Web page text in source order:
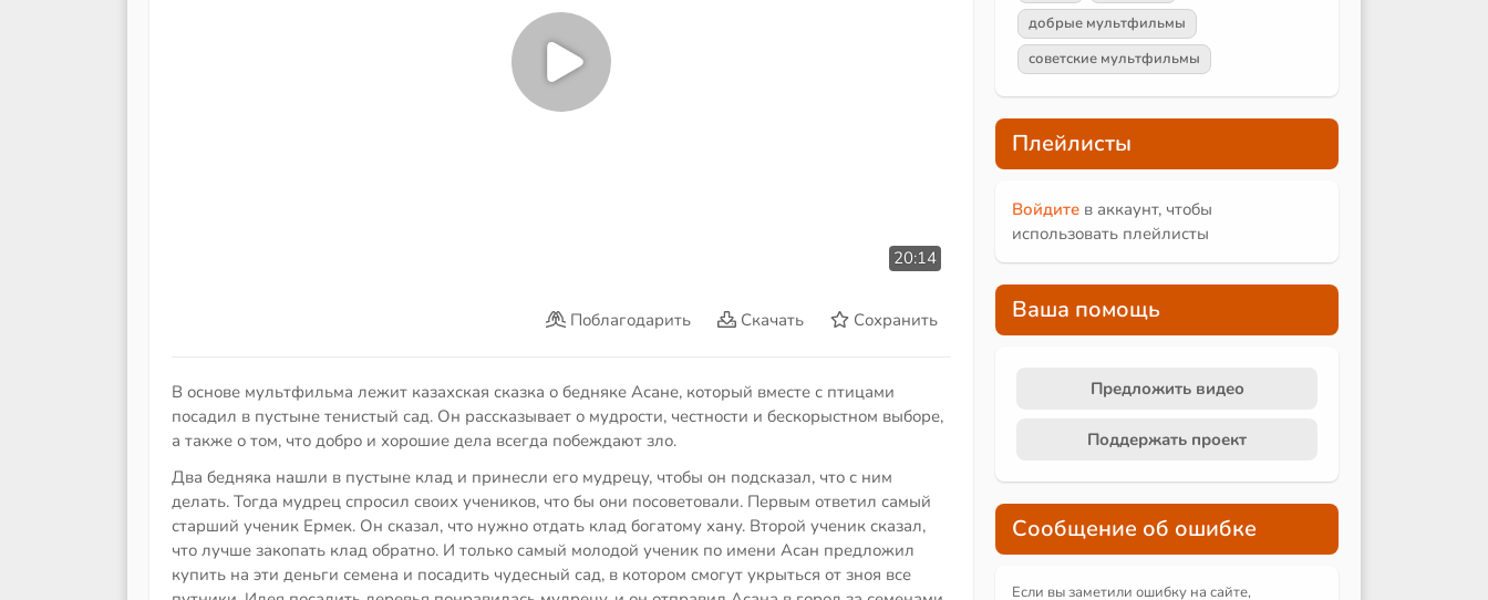
20:14
Поблагодарить Скачать Сохранить
В основе мультфильма лежит казахская сказка о бедняке Асане, который вместе с птицами
посадил в пустыне тенистый сад. Он рассказывает о мудрости, честности и бескорыстном выборе,
а также о том, что добро и хорошие дела всегда побеждают зло.
Два бедняка нашли в пустыне клад и принесли его мудрецу, чтобы он подсказал, что с ним
делать. Тогда мудрец спросил своих учеников, что бы они посоветовали. Первым ответил самый
старший ученик Ермек. Он сказал, что нужно отдать клад богатому хану. Второй ученик сказал,
что лучше закопать клад обратно. И только самый молодой ученик по имени Асан предложил
купить на эти деньги семена и посадить чудесный сад, в котором смогут укрыться от зноя все
добрые мультфильмы
советские мультфильмы
Плейлисты
Войдите в аккаунт, чтобы
использовать плейлисты
Ваша помощь
Предложить видео
Поддержать проект
Сообщение об ошибке
Если вы заметили ошибку на сайте,